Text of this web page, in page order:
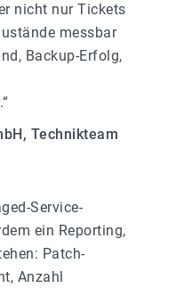
nicht nur Tickets
messbar
Backup-Erfolg,
Technikteam
Service-
ein Reporting,
Patch-
Anzahl